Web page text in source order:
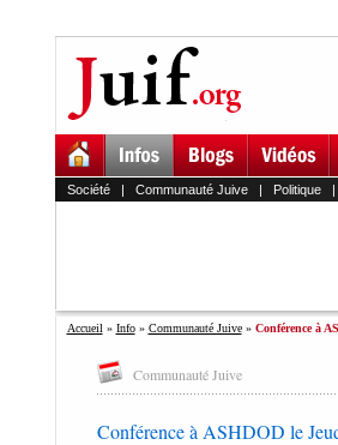
Société| Communauté Juive| Politique|
Accueil » Info» Communauté Juive» Conférence à
Communauté Juive
Conférence à ASHDOD le